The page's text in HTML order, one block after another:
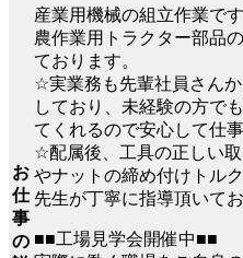
お
仕
事
の
産業用機械の組立作業です
農作業用トラクター部品
ております。
☆実業務も先輩社員さん
しており、未経験の方で
てくれるので安心して仕
☆配属後、工具の正しい
やナットの締め付けトル
先生が丁寧に指導頂いてお
■■工場見学会開催中■■